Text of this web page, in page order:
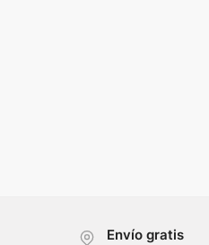
Envío gratis